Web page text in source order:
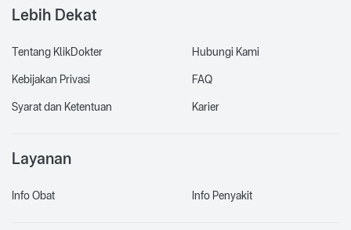
Lebih Dekat
Tentang KlikDokter
Kebijakan Privasi
Syarat dan Ketentuan
Hubungi Kami
FAQ
Karier
Layanan
Info Obat Info Penyakit